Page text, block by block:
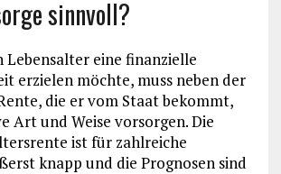
sinnvoll?
Lebensalter eine finanzielle
erzielen möchte, muss neben der
die er vom Staat bekommt,
Art und Weise vorsorgen. Die
ist für zahlreiche
knapp und die Prognosen sind